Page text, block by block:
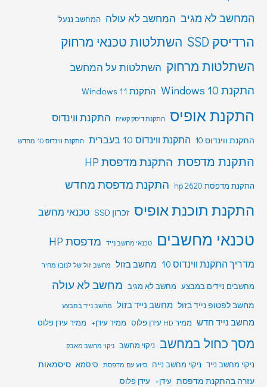
המחשב לא מגיב המחשב לא עולה המחשב ננעל
הרדיסק SSD
השתלטות טכנאי מרחוק
השתלטות מרחוק השתלטות על המחשב
התקנת Windows 10 התקנת Windows 11
התקנת אופיס התקנת דיסק קשיח התקנת ווינדוס
התקנת ווינדוס 10 התקנת ווינדוס 10 בעברית התקנת ווינדוס 10 מחדש
התקנת מדפסת התקנת מדפסת HP
התקנת מדפסת hp 2620 התקנת מדפסת מחדש
התקנת תוכנת אופיס זכרון SSD טכנאי מחשב
טכנאי מחשבים טכנאי מחשב נייד מדפסת HP
מדריך התקנת ווינדוס 10 מחשב בזול מחשב זול של לנובו מחיר
מחשבים ניידים במבצע מחשב לא מגיב מחשב לא עולה
מחשב לפטופ נייד בזול מחשב נייד בזול מחשב נייד במבצע
מחשב נייד חדש ממיר HD עידן פלוס ממיר עידן+ ממיר עידן פלוס
מסך כחול במחשב ניקוי מחשב ניקוי מחשב מאבק
ניקוי מחשב נייד ניקוי מחשב נייח סיוע עם מדפסת סיסמא סיסמאות
עזרה בהתקנת מדפסת עידן+ עידן פלוס